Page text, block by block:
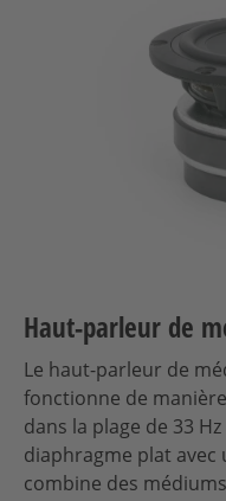
Haut-parleur de
Le haut-parleur de
fonctionne de
dans la plage de 33
diaphragme plat
combine des